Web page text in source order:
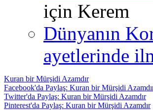
için Kerem
Dünyanın
ayetlerinde
Kuran bir Mürşidi Azamdır
Facebook'da Paylaş: Kuran bir Mürşidi
Twitter'da Paylaş: Kuran bir Mürşidi Azamdır
Pinterest'da Paylaş: Kuran bir Mürşidi Azamdır